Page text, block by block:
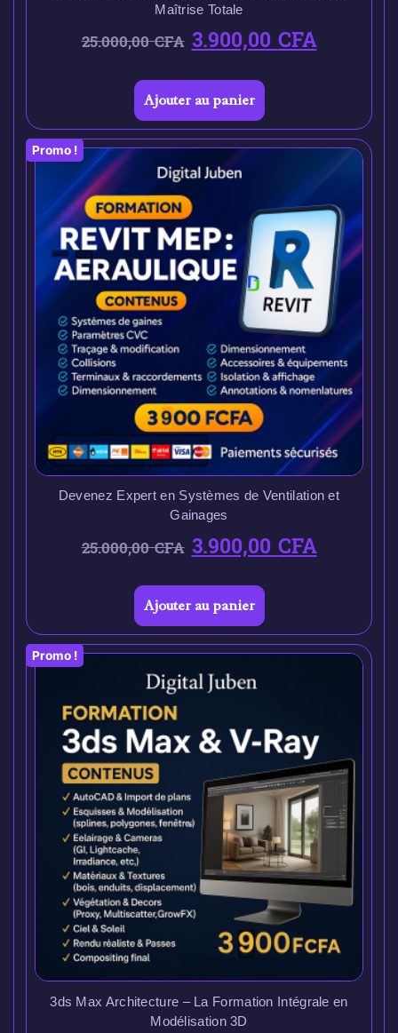
Maîtrise Totale
25.000,00CFA 3.900,00CFA
Ajouter au panier
Promo !
Devenez Expert en Systèmes de Ventilation et
Gainages
25.000,00CFA 3.900,00CFA
Ajouter au panier
Promo !
3ds Max Architecture – La Formation Intégrale en
Modélisation 3D